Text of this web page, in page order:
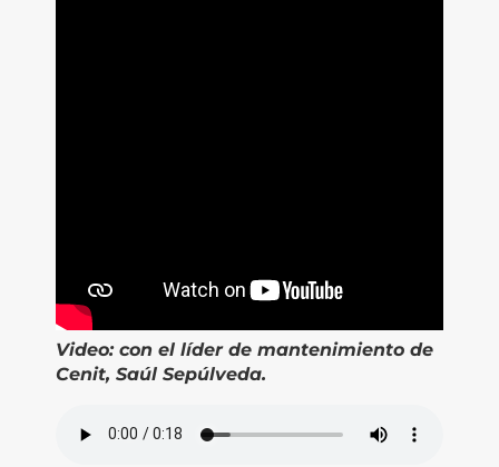
Video: con el líder de mantenimiento de
Cenit, Saúl Sepúlveda.